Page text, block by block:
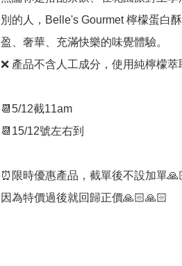
別的人，Belle's Gourmet 檸檬蛋白
盈、奢華、充滿快樂的味覺體驗。
❌ 產品不含人工成分，使用純檸檬萃
📆5/12截11am
📆15/12號左右到
⏰限時優惠產品，截單後不設加單